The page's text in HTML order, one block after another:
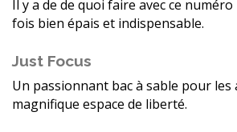
Il y a de de quoi faire avec ce
fois bien épais et indispensable.
Just Focus
Un passionnant bac à sable pour
magnifique espace de liberté.